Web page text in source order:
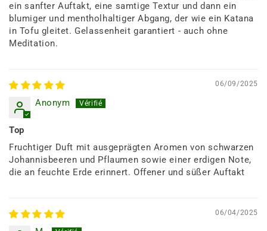
ein sanfter Auftakt, eine samtige Textur und dann ein
blumiger und mentholhaltiger Abgang, der wie ein Katana
in Tofu gleitet. Gelassenheit garantiert - auch ohne
Meditation.
06/09/2025
Anonym
Top
Fruchtiger Duft mit ausgeprägten Aromen von schwarzen
Johannisbeeren und Pflaumen sowie einer erdigen Note,
die an feuchte Erde erinnert. Offener und süßer Auftakt
06/04/2025